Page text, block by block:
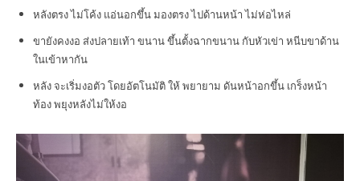
หลังตรง ไม่โค้ง แอ่นอกขึ้น มองตรง ไปด้านหน้า ไม่ห่อไหล่
ขายังคงงอ ส่งปลายเท้า ขนาน ขึ้นตั้งฉากขนาน กับหัวเข่า หนีบขาด้าน
ในเข้าหากัน
หลัง จะเริ่มงอตัว โดยอัตโนมัติ ให้ พยายาม ดันหน้าอกขึ้น เกร็งหน้า
ท้อง พยุงหลังไม่ให้งอ